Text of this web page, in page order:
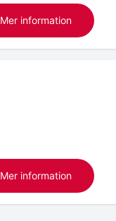
Mer information
Mer information